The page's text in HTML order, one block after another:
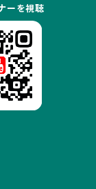
ーを視聴